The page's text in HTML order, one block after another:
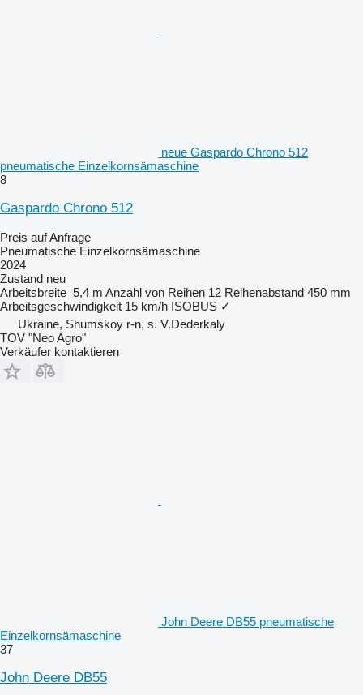
neue Gaspardo Chrono 512
pneumatische Einzelkornsämaschine
8
Gaspardo Chrono 512
Preis auf Anfrage
Pneumatische Einzelkornsämaschine
2024
Zustand neu
Arbeitsbreite 5,4 m Anzahl von Reihen 12 Reihenabstand 450 mm
Arbeitsgeschwindigkeit 15 km/h ISOBUS ✓
Ukraine, Shumskoy r-n, s. V.Dederkaly
TOV "Neo Agro"
Verkäufer kontaktieren
John Deere DB55 pneumatische
Einzelkornsämaschine
37
John Deere DB55